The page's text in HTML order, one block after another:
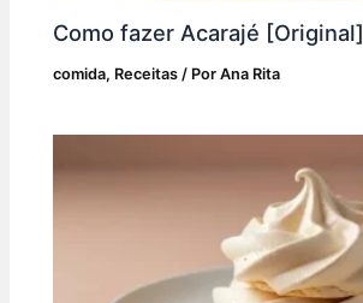
Como fazer Acarajé [Original]
comida, Receitas / PorAna Rita